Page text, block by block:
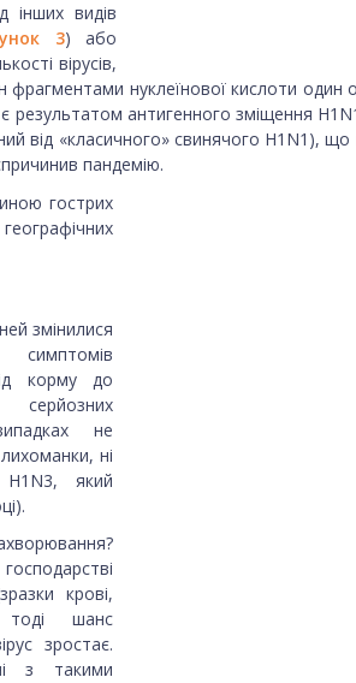
інших видів
3) або
вірусів,
фрагментами нуклеїнової кислоти один
результатом антигенного зміщення
від «класичного» свинячого H1N1),
пандемію.
гострих
змінилися
корму до
серйозних
не
ні
який
крові,
тоді шанс
зростає.
з такими